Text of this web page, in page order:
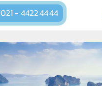
021 - 4422 44 44